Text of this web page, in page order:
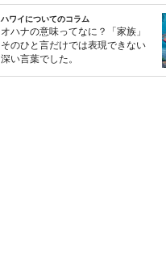
ハワイについてのコラム
オハナの意味ってなに？「家族」
そのひと言だけでは表現できない
深い言葉でした。